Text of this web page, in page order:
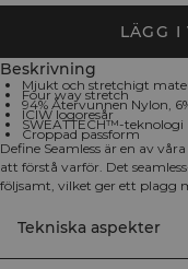
LÄGG I
Beskrivning
Mjukt och stretchigt
Four way stretch
94% Återvunnen Nylon,
ICIW logoresår
SWEATTECH™-teknologi
Croppad passform
Define Seamless är en av
att förstå varför. Det
följsamt, vilket ger ett plagg
Seamless till det perfekta
material med four-way
teknologi och ICIW
Tekniska aspekter